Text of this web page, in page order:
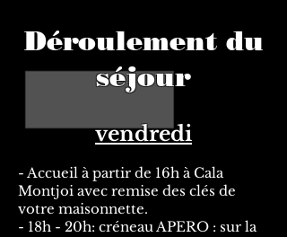
Déroulement du
séjour
vendredi
- Accueil à partir de 16h à Cala
Montjoi avec remise des clés de
votre maisonnette.
- 18h - 20h: créneau APERO : sur la